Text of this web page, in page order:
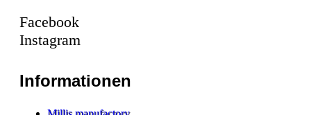
Facebook
Instagram
Informationen